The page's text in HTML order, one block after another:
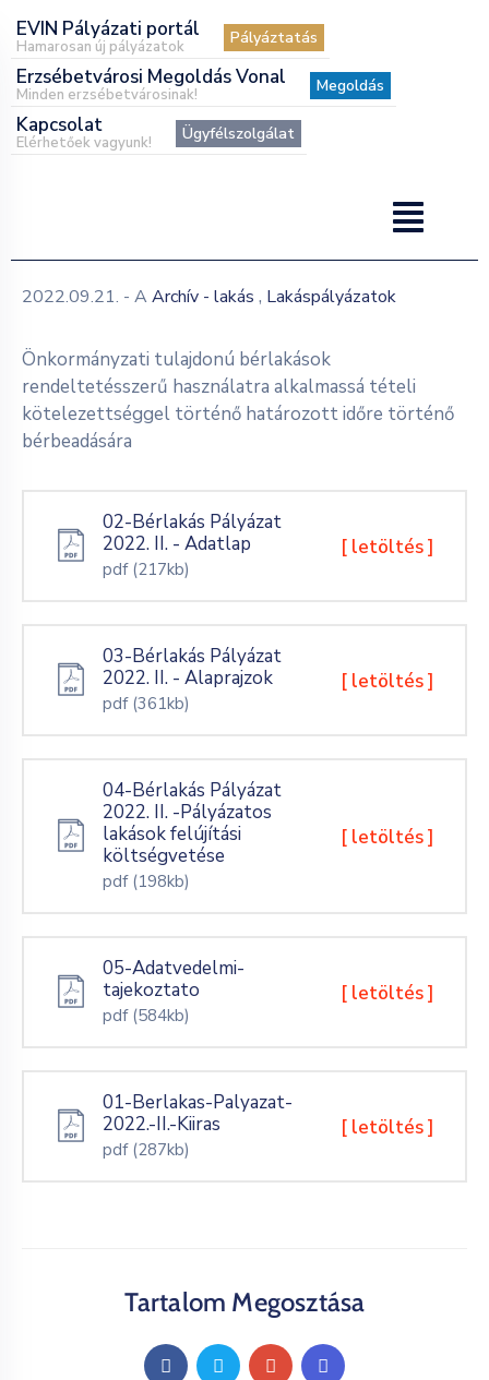
EVIN Pályázati portál
Hamarosan új pályázatok Pályáztatás
Erzsébetvárosi Megoldás Vonal
Minden erzsébetvárosinak! Megoldás
Kapcsolat
Elérhetőek vagyunk! Ügyfélszolgálat
2022.09.21. - AArchív - lakás , Lakáspályázatok
Önkormányzati tulajdonú bérlakások
rendeltetésszerű használatra alkalmassá tételi
kötelezettséggel történő határozott időre történő
bérbeadására
02-Bérlakás Pályázat
2022. II. - Adatlap
pdf (217kb)
[ letöltés ]
03-Bérlakás Pályázat
2022. II. - Alaprajzok
pdf (361kb)
[ letöltés ]
04-Bérlakás Pályázat
2022. II. -Pályázatos
lakások felújítási
költségvetése
pdf (198kb)
[ letöltés ]
05-Adatvedelmi-
tajekoztato
pdf (584kb)
[ letöltés ]
01-Berlakas-Palyazat-
2022.-II.-Kiiras
pdf (287kb)
[ letöltés ]
Tartalom Megosztása